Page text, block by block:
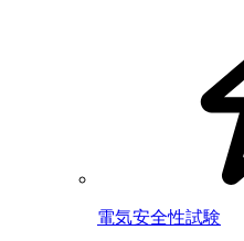
電気安全性試験